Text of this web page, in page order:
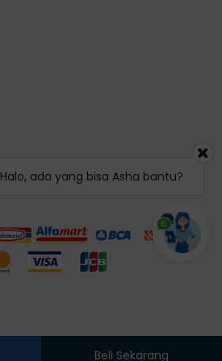
Beli Sekarang
Halo, ada yang bisa Asha bantu?